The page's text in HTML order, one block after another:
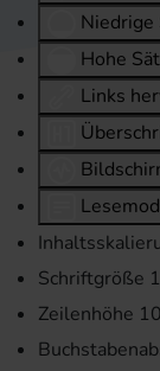
Niedrige
Hohe
Links
Schriftgröße
Zeilenhöhe